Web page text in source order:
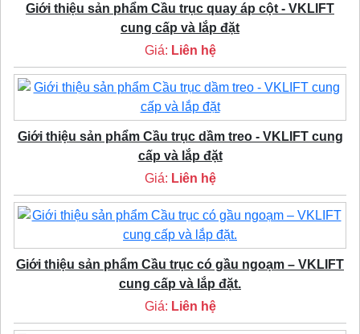
Giới thiệu sản phẩm Cầu trục quay áp cột - VKLIFT
cung cấp và lắp đặt
Giá: Liên hệ
Giới thiệu sản phẩm Cầu trục dầm treo - VKLIFT cung
cấp và lắp đặt
Giá: Liên hệ
Giới thiệu sản phẩm Cầu trục có gầu ngoạm – VKLIFT
cung cấp và lắp đặt.
Giá: Liên hệ